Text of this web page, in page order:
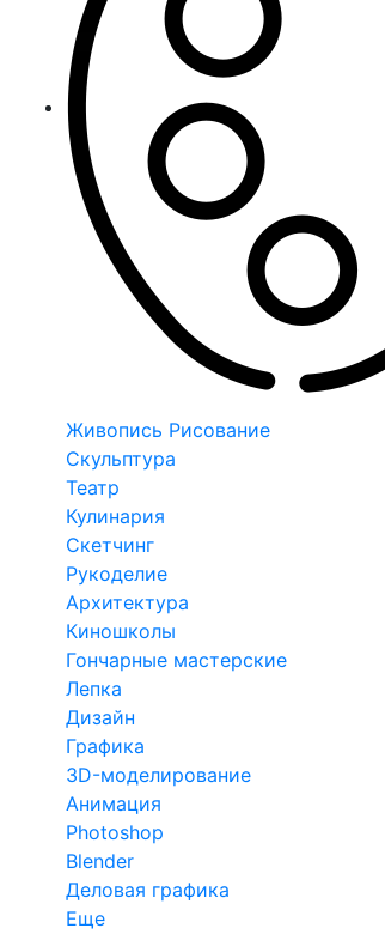
Живопись Рисование
Скульптура
Театр
Кулинария
Скетчинг
Рукоделие
Архитектура
Киношколы
Гончарные мастерские
Лепка
Дизайн
Графика
3D-моделирование
Анимация
Photoshop
Blender
Деловая графика
Еще